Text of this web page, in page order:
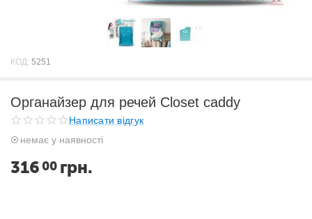
КОД: 5251
Органайзер для речей Closet caddy
Написати відгук
немає у наявності
316 00 грн.